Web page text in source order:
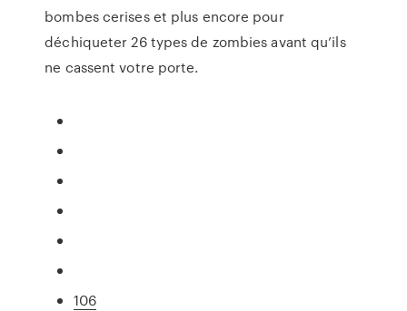
bombes cerises et plus encore pour
déchiqueter 26 types de zombies avant qu’ils
ne cassent votre porte.
106